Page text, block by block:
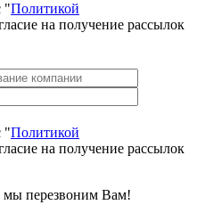
"Политикой
на получение рассылок
"Политикой
на получение рассылок
мы перезвоним Вам!